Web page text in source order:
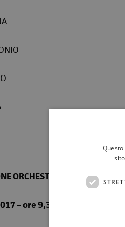
ORCHESTRA GIOVANILE
– ore 9,30 - Sala Rossa